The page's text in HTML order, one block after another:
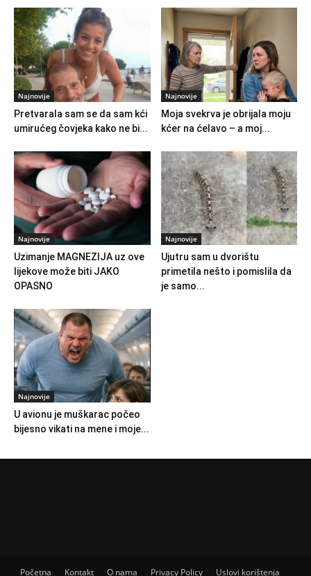
Najnovije
Pretvarala sam se da sam kći
umirućeg čovjeka kako ne bi...
Najnovije
Moja svekrva je obrijala moju
kćer na ćelavo – a moj...
Najnovije
Uzimanje MAGNEZIJA uz ove
lijekove može biti JAKO
OPASNO
Najnovije
Ujutru sam u dvorištu
primetila nešto i pomislila da
je samo...
Najnovije
U avionu je muškarac počeo
bijesno vikati na mene i moje...
Početna Kontakt O nama Privacy Policy Uslovi korištenja